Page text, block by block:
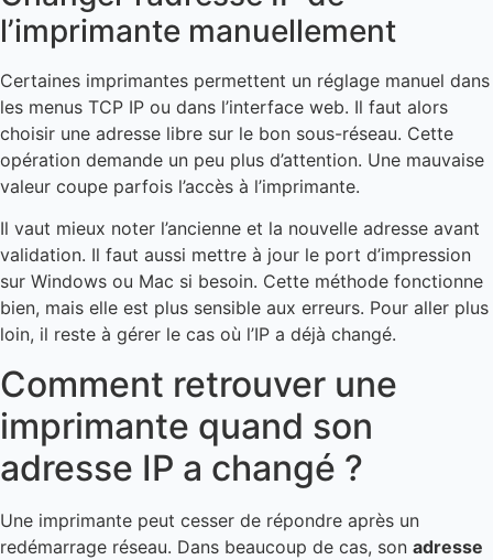
l’imprimante manuellement
Certaines imprimantes permettent un réglage manuel dans
les menus TCP IP ou dans l’interface web. Il faut alors
choisir une adresse libre sur le bon sous-réseau. Cette
opération demande un peu plus d’attention. Une mauvaise
valeur coupe parfois l’accès à l’imprimante.
Il vaut mieux noter l’ancienne et la nouvelle adresse avant
validation. Il faut aussi mettre à jour le port d’impression
sur Windows ou Mac si besoin. Cette méthode fonctionne
bien, mais elle est plus sensible aux erreurs. Pour aller plus
loin, il reste à gérer le cas où l’IP a déjà changé.
Comment retrouver une
imprimante quand son
adresse IP a changé ?
Une imprimante peut cesser de répondre après un
redémarrage réseau. Dans beaucoup de cas, son adresse